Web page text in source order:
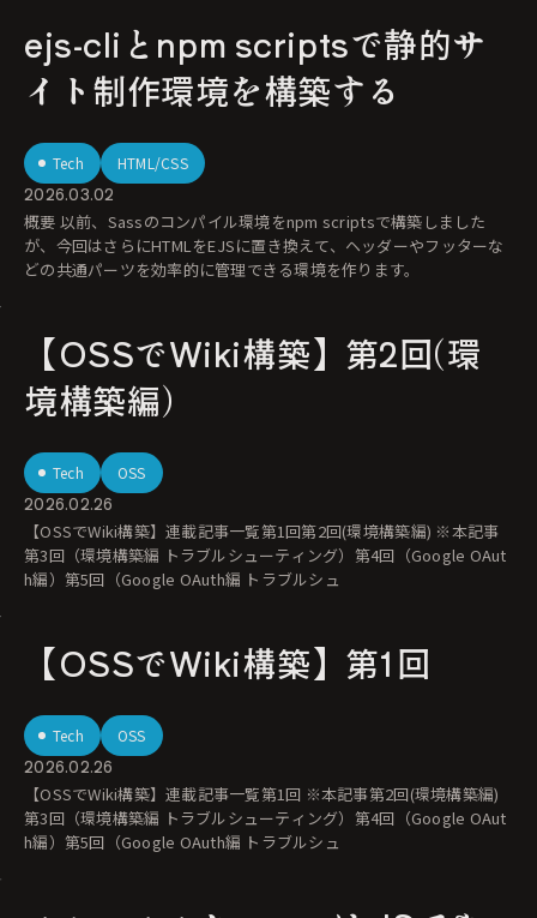
ejs-cliとnpm scriptsで静的サ
イト制作環境を構築する
Tech HTML/CSS
2026.03.02
概要 以前、Sassのコンパイル環境をnpm scriptsで構築しました
が、今回はさらにHTMLをEJSに置き換えて、ヘッダーやフッターな
どの共通パーツを効率的に管理できる環境を作ります。
【OSSでWiki構築】第2回(環
境構築編)
Tech OSS
2026.02.26
【OSSでWiki構築】連載記事一覧第1回第2回(環境構築編) ※本記事
第3回（環境構築編 トラブルシューティング）第4回（Google OAut
h編）第5回（Google OAuth編 トラブルシュ
【OSSでWiki構築】第1回
Tech OSS
2026.02.26
【OSSでWiki構築】連載記事一覧第1回 ※本記事第2回(環境構築編)
第3回（環境構築編 トラブルシューティング）第4回（Google OAut
h編）第5回（Google OAuth編 トラブルシュ